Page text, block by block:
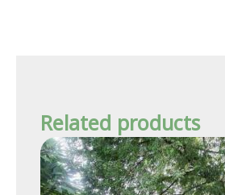
Related products